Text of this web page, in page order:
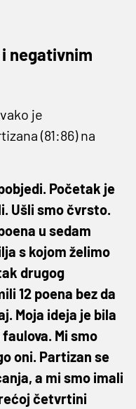
negativnim
je
(81:86) na
Početak je
Ušli smo čvrsto.
u sedam
s kojom želimo
drugog
12 poena bez da
Moja ideja je bila
Mi smo
oni. Partizan se
a mi smo imali
četvrtini